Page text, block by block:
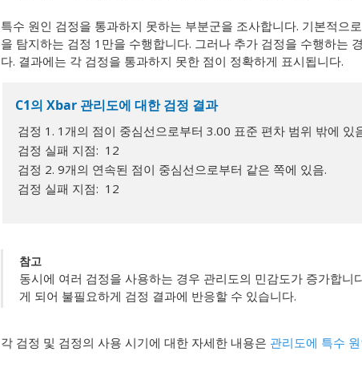
특수 원인 검정을 통과하지 못하는 부분군을 조사합니다. 기본적으
을 탐지하는 검정 1만을 수행합니다. 그러나 추가 검정을 수행하는
다. 결과에는 각 검정을 통과하지 못한 점이 정확하게 표시됩니다.
C1의 Xbar 관리도에 대한 검정 결과
검정 1. 1개의 점이 중심선으로부터 3.00 표준 편차 범위 밖에 있
검정 실패 지점: 12
검정 2. 9개의 연속된 점이 중심선으로부터 같은 쪽에 있음.
검정 실패 지점: 12
참고
동시에 여러 검정을 사용하는 경우 관리도의 민감도가 증가합니
게 되어 불필요하게 검정 결과에 반응할 수 있습니다.
각 검정 및 검정의 사용 시기에 대한 자세한 내용은 관리도에 특수